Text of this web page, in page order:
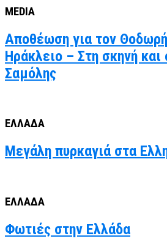
MEDIA
Αποθέωση για τον
Ηράκλειο – Στη σκηνή και
Σαμόλης
ΕΛΛΑΔΑ
Μεγάλη πυρκαγιά στα
ΕΛΛΑΔΑ
Φωτιές στην Ελλάδα